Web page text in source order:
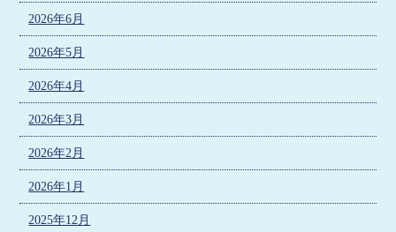
2026年6月
2026年5月
2026年4月
2026年3月
2026年2月
2026年1月
2025年12月